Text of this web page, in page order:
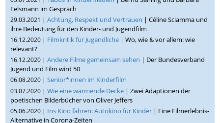
Felsmann im Gespräch
29.03.2021 |Achtung, Respekt und Vertrauen | Céline Sciamma und
ihre Bedeutung für den Kinder- und Jugendfilm
16.12.2020 | Filmkritik für Jugendliche | Wo, wie & vor allem: wie
relevant?
16.12.2020 |Andere Filme gemeinsam sehen | Der Bundesverband
Jugend und Film wird 50
06.08.2020 |Senior*innen im Kinderfilm
03.07.2020 |Wie eine wärmende Decke | Zwei Adaptionen der
poetischen Bilderbücher von Oliver Jeffers
05.06.2020 | Ins Kino fahren: Autokino für Kinder | Eine Filmerlebnis-
Alternative in Corona-Zeiten